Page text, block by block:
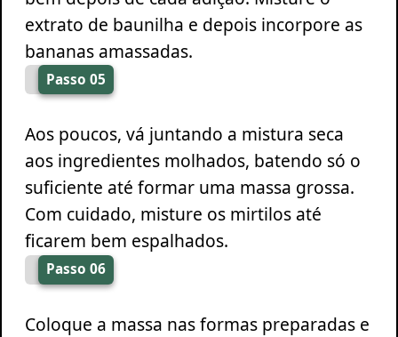
extrato de baunilha e depois incorpore as
bananas amassadas.
Passo 05
Aos poucos, vá juntando a mistura seca
aos ingredientes molhados, batendo só o
suficiente até formar uma massa grossa.
Com cuidado, misture os mirtilos até
ficarem bem espalhados.
Passo 06
Coloque a massa nas formas preparadas e